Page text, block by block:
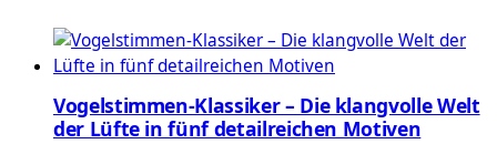
Vogelstimmen-Klassiker – Die klangvolle Welt
der Lüfte in fünf detailreichen Motiven